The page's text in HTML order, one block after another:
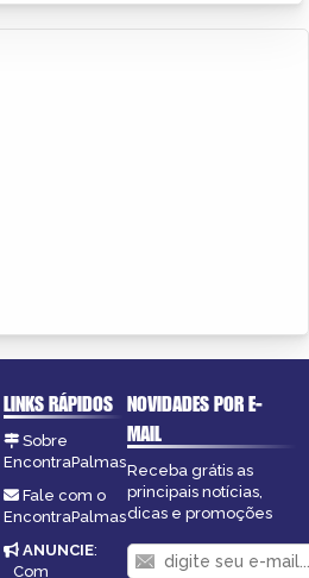
LINKS RÁPIDOS
Sobre
EncontraPalmas
Fale com o
EncontraPalmas
ANUNCIE:
Com
NOVIDADES POR E-
MAIL
Receba grátis as
principais notícias,
dicas e promoções